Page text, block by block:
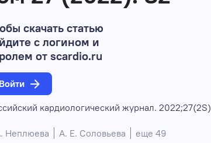
скачать статью
с логином и
от scardio.ru
Войти
кардиологический журнал. 2022;27(2S)
Неплюева А. Е. Соловьева еще 49